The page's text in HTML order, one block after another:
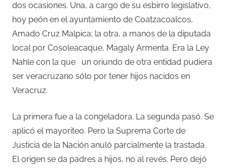
dos ocasiones. Una, a cargo de su esbirro legislativo,
hoy peón en el ayuntamiento de Coatzacoalcos,
Amado Cruz Malpica; la otra, a manos de la diputada
local por Cosoleacaque, Magaly Armenta. Era la Ley
Nahle con la que
un oriundo de otra entidad pudiera
ser veracruzano sólo por tener hijos nacidos en
Veracruz.
La primera fue a la congeladora. La segunda pasó. Se
aplicó el mayoriteo. Pero la Suprema Corte de
Justicia de la Nación anuló parcialmente la trastada.
El origen se da padres a hijos, no al revés. Pero dejó